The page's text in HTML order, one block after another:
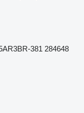
381 284648